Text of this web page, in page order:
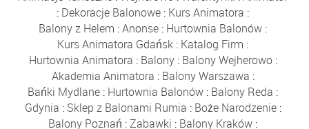
: Dekoracje Balonowe : Kurs Animatora :
Balony z Helem :Anonse : Hurtownia Balonów :
Kurs Animatora Gdańsk : Katalog Firm :
Hurtownia Animatora : Balony: Balony Wejherowo:
Akademia Animatora : Balony Warszawa :
Bańki Mydlane : Hurtownia Balonów : Balony Reda :
Gdynia : Sklep z Balonami Rumia : Boże Narodzenie:
Balony Poznań :Zabawki : Balony Kraków :